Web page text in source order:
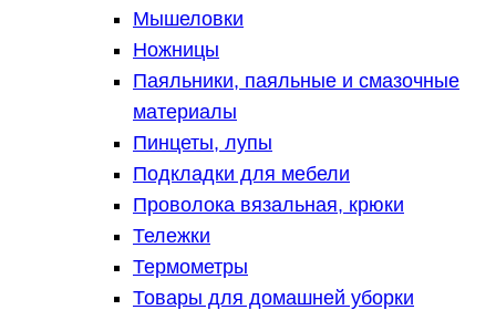
Мышеловки
Ножницы
Паяльники, паяльные и смазочные
материалы
Пинцеты, лупы
Подкладки для мебели
Проволока вязальная, крюки
Тележки
Термометры
Товары для домашней уборки